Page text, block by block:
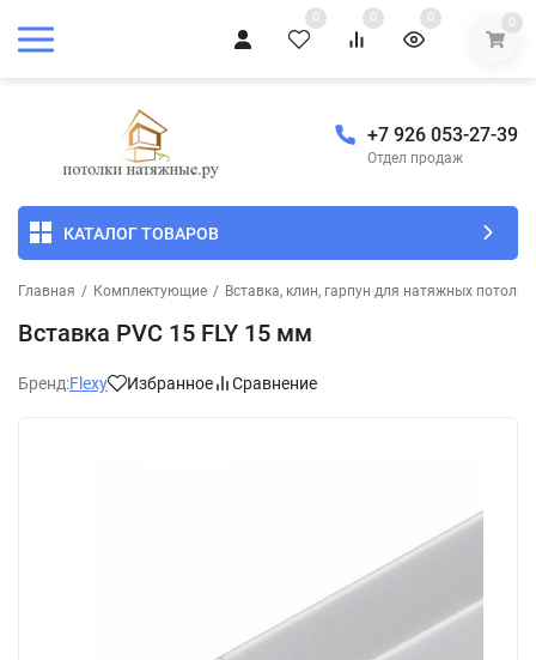
0 0 0 0
+7 926 053-27-39
Отдел продаж
КАТАЛОГ ТОВАРОВ
Главная / Комплектующие / Вставка, клин, гарпун для натяжных
Вставка PVC 15 FLY 15 мм
Бренд:Flexy Избранное Сравнение